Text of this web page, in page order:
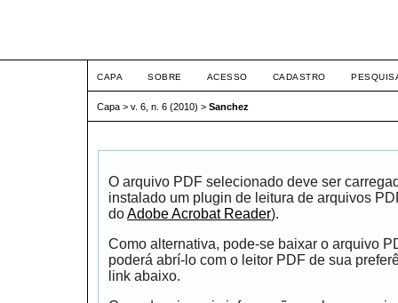
CAPA SOBRE ACESSO CADASTRO
Capa > v. 6, n. 6 (2010) > Sanchez
O arquivo PDF selecionado deve ser
instalado um plugin de leitura de arquivos
doAdobe Acrobat Reader).
Como alternativa, pode-se baixar o arquivo
poderá abrí-lo com o leitor PDF de sua
link abaixo.